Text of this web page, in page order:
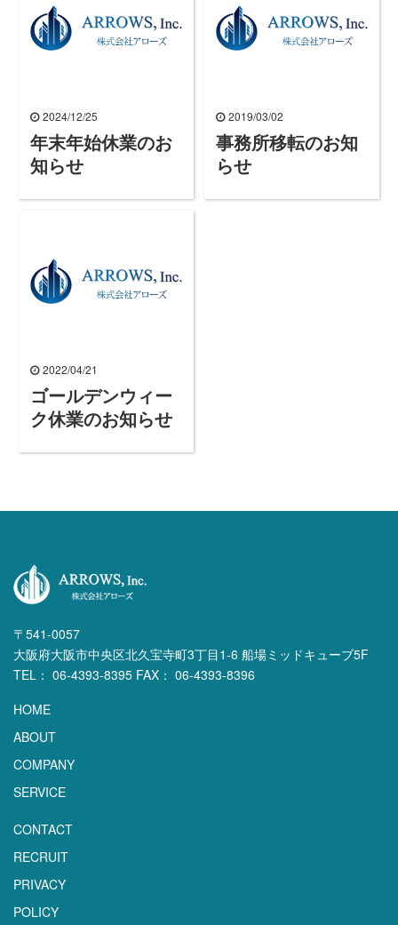
2024/12/25
年末年始休業のお
知らせ
2019/03/02
事務所移転のお知
らせ
2022/04/21
ゴールデンウィー
ク休業のお知らせ
〒541-0057
大阪府大阪市中央区北久宝寺町3丁目1-6 船場ミッドキューブ5F
TEL： 06-4393-8395 FAX： 06-4393-8396
HOME
ABOUT
COMPANY
SERVICE
CONTACT
RECRUIT
PRIVACY
POLICY